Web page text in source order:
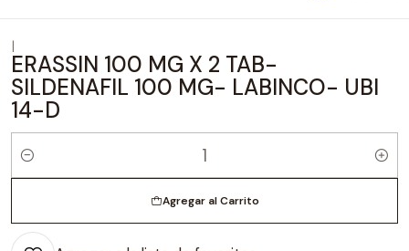
ERASSIN 100 MG X 2 TAB-
SILDENAFIL 100 MG- LABINCO- UBI
14-D
Cantidad
Agregar al Carrito